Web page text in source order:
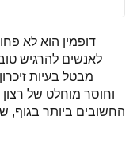
דופמין הוא לא
לאנשים להרגיש
מבטל בעיות
וחוסר מוחלט של
החשובים ביותר בגוף,